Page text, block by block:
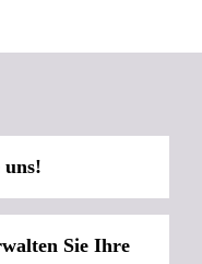
Sie Ihre